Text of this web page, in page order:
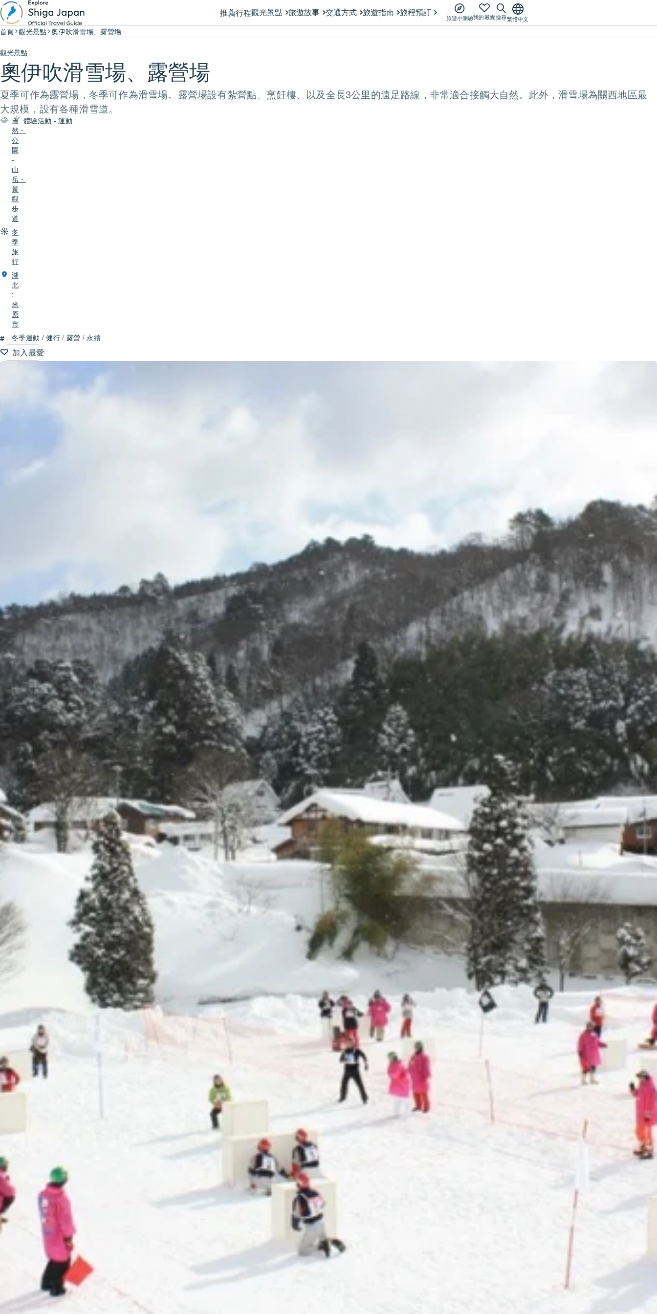
推薦行程觀光景點 旅遊故事 交通方式 旅遊指南 旅程預訂
旅遊小測驗我的最愛搜尋繁體中文
首頁 觀光景點 奧伊吹滑雪場、露營場
觀光景點
奧伊吹滑雪場、露營場
夏季可作為露營場，冬季可作為滑雪場。露營場設有紮營點、烹飪樓、以及全長3公里的遠足路線，非常適合接觸大自然。此外，滑雪場為關西地區最
大規模，設有各種滑雪道。
自
然・
公
園
-
山
岳・
景
觀
步
道
體驗活動 -運動
冬
季
旅
行
湖
北
:
米
原
市
# 冬季運動 /健行/ 露營 / 永續
加入最愛